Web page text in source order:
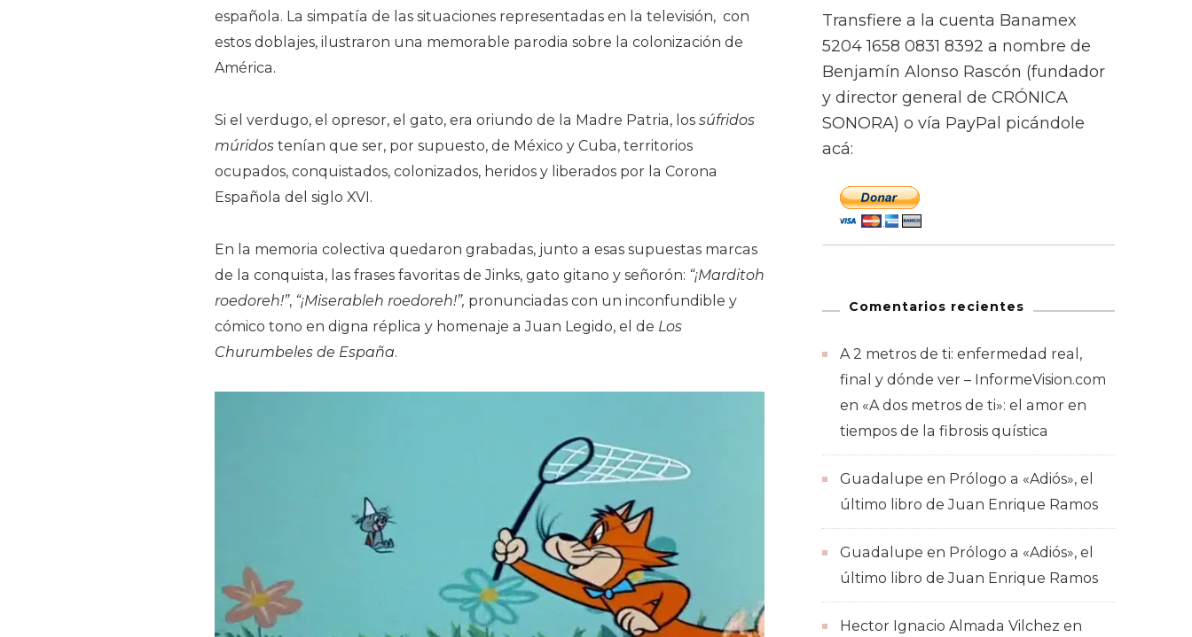
española. La simpatía de las situaciones representadas en la televisión, con
estos doblajes, ilustraron una memorable parodia sobre la colonización de
América.
Si el verdugo, el opresor, el gato, era oriundo de la Madre Patria, los súfridos
múridos tenían que ser, por supuesto, de México y Cuba, territorios
ocupados, conquistados, colonizados, heridos y liberados por la Corona
Española del siglo XVI.
En la memoria colectiva quedaron grabadas, junto a esas supuestas marcas
de la conquista, las frases favoritas de Jinks, gato gitano y señorón: “¡Marditoh
roedoreh!”, “¡Miserableh roedoreh!”, pronunciadas con un inconfundible y
cómico tono en digna réplica y homenaje a Juan Legido, el de Los
Churumbeles de España.
Transfiere a la cuenta Banamex
5204 1658 0831 8392 a nombre de
Benjamín Alonso Rascón (fundador
y director general de CRÓNICA
SONORA) o vía PayPal picándole
acá:
Comentarios recientes
A 2 metros de ti: enfermedad real,
final y dónde ver – InformeVision.com
en «A dos metros de ti»: el amor en
tiempos de la fibrosis quística
Guadalupe en Prólogo a «Adiós», el
último libro de Juan Enrique Ramos
Guadalupe en Prólogo a «Adiós», el
último libro de Juan Enrique Ramos
Hector Ignacio Almada Vilchez en